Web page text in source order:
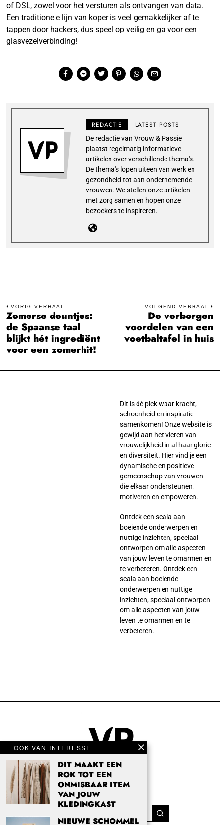
of DSL, zowel voor het versturen als ontvangen van data.
Een traditionele lijn van koper is veel gemakkelijker af te
tappen door hackers, dus speel op veilig en ga voor een
glasvezelverbinding!
REDACTIE LATEST POSTS
De redactie van Vrouw & Passie
plaatst regelmatig informatieve
artikelen over verschillende thema's.
De thema's lopen uiteen van werk en
gezondheid tot aan ondernemende
vrouwen. We stellen onze artikelen
met zorg samen en hopen onze
bezoekers te inspireren.
Bericht
navigatie
VORIG VERHAAL
Previous
post:
Zomerse deuntjes:
de Spaanse taal
blijkt hét ingrediënt
voor een zomerhit!
VOLGEND VERHAAL
De verborgen
voordelen van een
voetbaltafel in huis
OOK VAN INTERESSE
DIT MAAKT EEN
ROK TOT EEN
ONMISBAAR ITEM
VAN JOUW
KLEDINGKAST
NIEUWE SCHOMMEL
Dit is dé plek waar kracht,
schoonheid en inspiratie
samenkomen! Onze website is
gewijd aan het vieren van
vrouwelijkheid in al haar glorie
en diversiteit. Hier vind je een
dynamische en positieve
gemeenschap van vrouwen
die elkaar ondersteunen,
motiveren en empoweren.
Ontdek een scala aan
boeiende onderwerpen en
nuttige inzichten, speciaal
ontworpen om alle aspecten
van jouw leven te omarmen en
te verbeteren. Ontdek een
scala aan boeiende
onderwerpen en nuttige
inzichten, speciaal ontworpen
om alle aspecten van jouw
leven te omarmen en te
verbeteren.